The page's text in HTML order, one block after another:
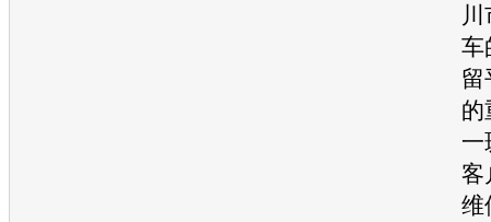
车
留
的
一
客
维